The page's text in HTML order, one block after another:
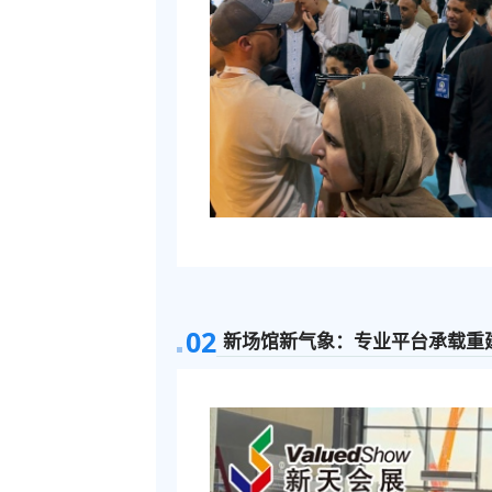
02 新场馆新气象：专业平台承载重